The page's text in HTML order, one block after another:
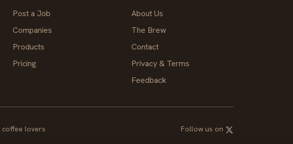
Post a Job
Companies
Products
Pricing
About Us
The Brew
Contact
Privacy & Terms
Feedback
lovers Follow us on